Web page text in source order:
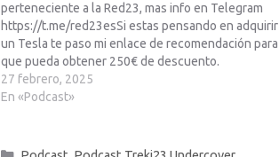
perteneciente a la Red23, mas info en Telegram
https://t.me/red23esSi estas pensando en adquirir
un Tesla te paso mi enlace de recomendación para
que pueda obtener 250€ de descuento.
http://treki23.com/teslaEnlace para apuntarte a
Mike”s Academy: https://treki23.com/mikesAdemas
27 febrero, 2025
En «Podcast»